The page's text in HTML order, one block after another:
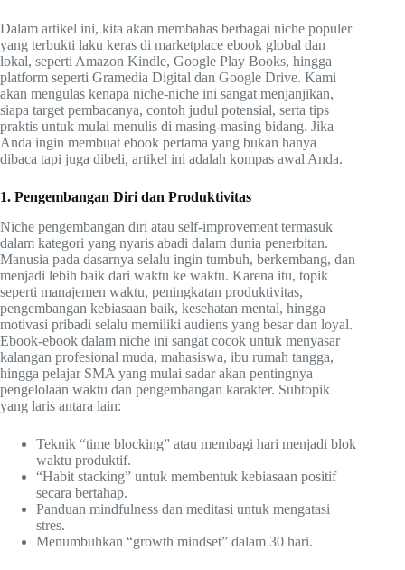
Dalam artikel ini, kita akan membahas berbagai niche populer
yang terbukti laku keras di marketplace ebook global dan
lokal, seperti Amazon Kindle, Google Play Books, hingga
platform seperti Gramedia Digital dan Google Drive. Kami
akan mengulas kenapa niche-niche ini sangat menjanjikan,
siapa target pembacanya, contoh judul potensial, serta tips
praktis untuk mulai menulis di masing-masing bidang. Jika
Anda ingin membuat ebook pertama yang bukan hanya
dibaca tapi juga dibeli, artikel ini adalah kompas awal Anda.
1. Pengembangan Diri dan Produktivitas
Niche pengembangan diri atau self-improvement termasuk
dalam kategori yang nyaris abadi dalam dunia penerbitan.
Manusia pada dasarnya selalu ingin tumbuh, berkembang, dan
menjadi lebih baik dari waktu ke waktu. Karena itu, topik
seperti manajemen waktu, peningkatan produktivitas,
pengembangan kebiasaan baik, kesehatan mental, hingga
motivasi pribadi selalu memiliki audiens yang besar dan loyal.
Ebook-ebook dalam niche ini sangat cocok untuk menyasar
kalangan profesional muda, mahasiswa, ibu rumah tangga,
hingga pelajar SMA yang mulai sadar akan pentingnya
pengelolaan waktu dan pengembangan karakter. Subtopik
yang laris antara lain:
Teknik “time blocking” atau membagi hari menjadi blok
waktu produktif.
“Habit stacking” untuk membentuk kebiasaan positif
secara bertahap.
Panduan mindfulness dan meditasi untuk mengatasi
stres.
Menumbuhkan “growth mindset” dalam 30 hari.